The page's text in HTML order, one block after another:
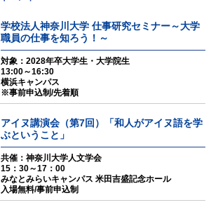
学校法人神奈川大学 仕事研究セミナー～大学
職員の仕事を知ろう！～
対象：2028年卒大学生・大学院生
13:00～16:30
横浜キャンパス
※事前申込制/先着順
アイヌ講演会（第7回）「和人がアイヌ語を学
ぶということ」
共催：神奈川大学人文学会
15：30～17：00
みなとみらいキャンパス 米田吉盛記念ホール
入場無料/事前申込制